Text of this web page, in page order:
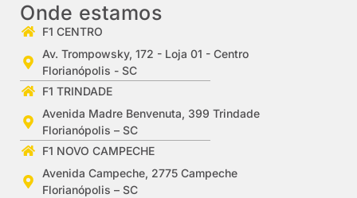
Onde estamos
F1 CENTRO
Av. Trompowsky, 172 - Loja 01 - Centro
Florianópolis - SC
F1 TRINDADE
Avenida Madre Benvenuta, 399 Trindade
Florianópolis – SC
F1 NOVO CAMPECHE
Avenida Campeche, 2775 Campeche
Florianópolis – SC